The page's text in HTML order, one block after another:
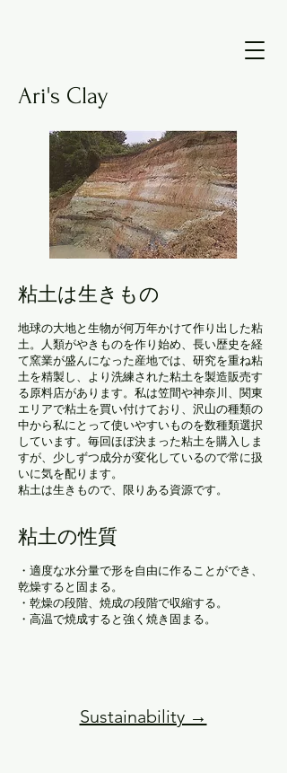
Ari's Clay
粘土は生 きもの
地球の大地と生物が何万年かけて作り出した粘
土。人類がやきものを作り始め、長い歴史を経
て窯業が盛んになった産地では、研究を重ね粘
土を精製し、より洗練された粘土を製造販売す
る原料店があります。私は笠間や神奈川、関東
エリアで粘土を買い付けており、沢山の種類の
中から私にとって使いやすいものを数種類選択
しています。毎回ほぼ決まった粘土を購入しま
すが、少しずつ成分が変化しているので常に扱
いに気を配ります。
粘土は生きもので、限りある資源です。
粘土の性質
・適度な水分量で形を自由に作ることができ、
乾燥すると固まる。
・乾燥の段階、焼成の段階で収縮する。
・高温で焼成すると強く焼き固まる。
Sustainability →